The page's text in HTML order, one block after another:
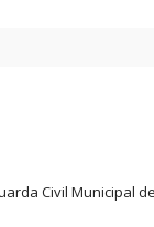
Civil Municipal